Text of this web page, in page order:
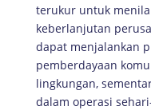
terukur untuk
keberlanjutan
dapat menjalankan
pemberdayaan
lingkungan,
dalam operasi